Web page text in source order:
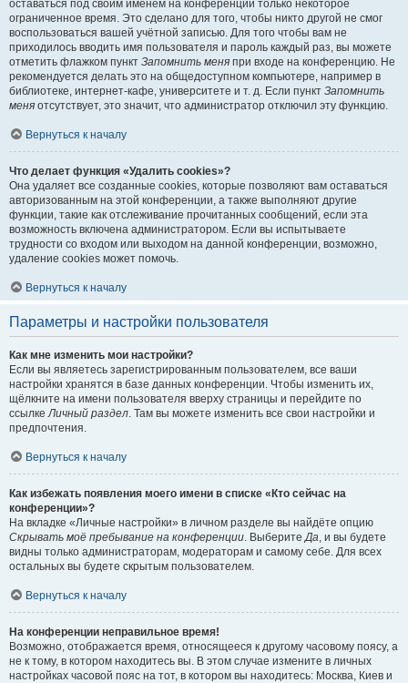
оставаться под своим именем на конференции только некоторое
ограниченное время. Это сделано для того, чтобы никто другой не смог
воспользоваться вашей учётной записью. Для того чтобы вам не
приходилось вводить имя пользователя и пароль каждый раз, вы можете
отметить флажком пункт Запомнить меня при входе на конференцию. Не
рекомендуется делать это на общедоступном компьютере, например в
библиотеке, интернет-кафе, университете и т. д. Если пункт Запомнить
меня отсутствует, это значит, что администратор отключил эту функцию.
Вернуться к началу
Что делает функция «Удалить cookies»?
Она удаляет все созданные cookies, которые позволяют вам оставаться
авторизованным на этой конференции, а также выполняют другие
функции, такие как отслеживание прочитанных сообщений, если эта
возможность включена администратором. Если вы испытываете
трудности со входом или выходом на данной конференции, возможно,
удаление cookies может помочь.
Вернуться к началу
Параметры и настройки пользователя
Как мне изменить мои настройки?
Если вы являетесь зарегистрированным пользователем, все ваши
настройки хранятся в базе данных конференции. Чтобы изменить их,
щёлкните на имени пользователя вверху страницы и перейдите по
ссылкеЛичный раздел. Там вы можете изменить все свои настройки и
предпочтения.
Вернуться к началу
Как избежать появления моего имени в списке «Кто сейчас на
конференции»?
На вкладке «Личные настройки» в личном разделе вы найдёте опцию
Скрывать моё пребывание на конференции. ВыберитеДа, и вы будете
видны только администраторам, модераторам и самому себе. Для всех
остальных вы будете скрытым пользователем.
Вернуться к началу
На конференции неправильное время!
Возможно, отображается время, относящееся к другому часовому поясу, а
не к тому, в котором находитесь вы. В этом случае измените в личных
настройках часовой пояс на тот, в котором вы находитесь: Москва, Киев и